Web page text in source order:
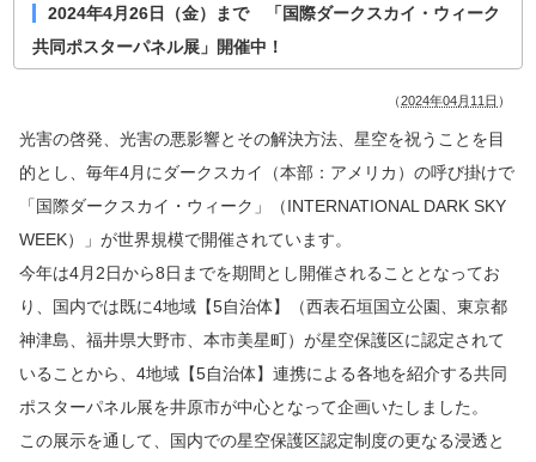
2024年4月26日（金）まで 「国際ダークスカイ・ウィーク
共同ポスターパネル展」開催中！
（2024年04月11日 ）
光害の啓発、光害の悪影響とその解決方法、星空を祝うことを目
的とし、毎年4月にダークスカイ（本部：アメリカ）の呼び掛けで
「国際ダークスカイ・ウィーク」（INTERNATIONAL DARK SKY
WEEK）」が世界規模で開催されています。
今年は4月2日から8日までを期間とし開催されることとなってお
り、国内では既に4地域【5自治体】（西表石垣国立公園、東京都
神津島、福井県大野市、本市美星町）が星空保護区に認定されて
いることから、4地域【5自治体】連携による各地を紹介する共同
ポスターパネル展を井原市が中心となって企画いたしました。
この展示を通して、国内での星空保護区認定制度の更なる浸透と